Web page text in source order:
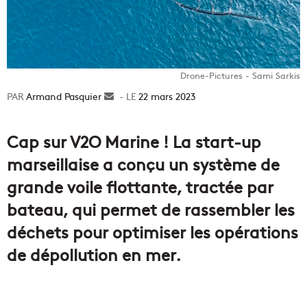
Drone-Pictures - Sami Sarkis
Armand Pasquier
Envoyer22 mars 2023
Cap sur V2O Marine ! La start-up
marseillaise a conçu un système de
grande voile flottante, tractée par
bateau, qui permet de rassembler les
déchets pour optimiser les opérations
de dépollution en mer.